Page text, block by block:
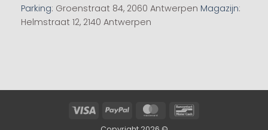
Parking: Groenstraat 84, 2060 Antwerpen Magazijn:
Helmstraat 12, 2140 Antwerpen
Visa PayPal MasterCard